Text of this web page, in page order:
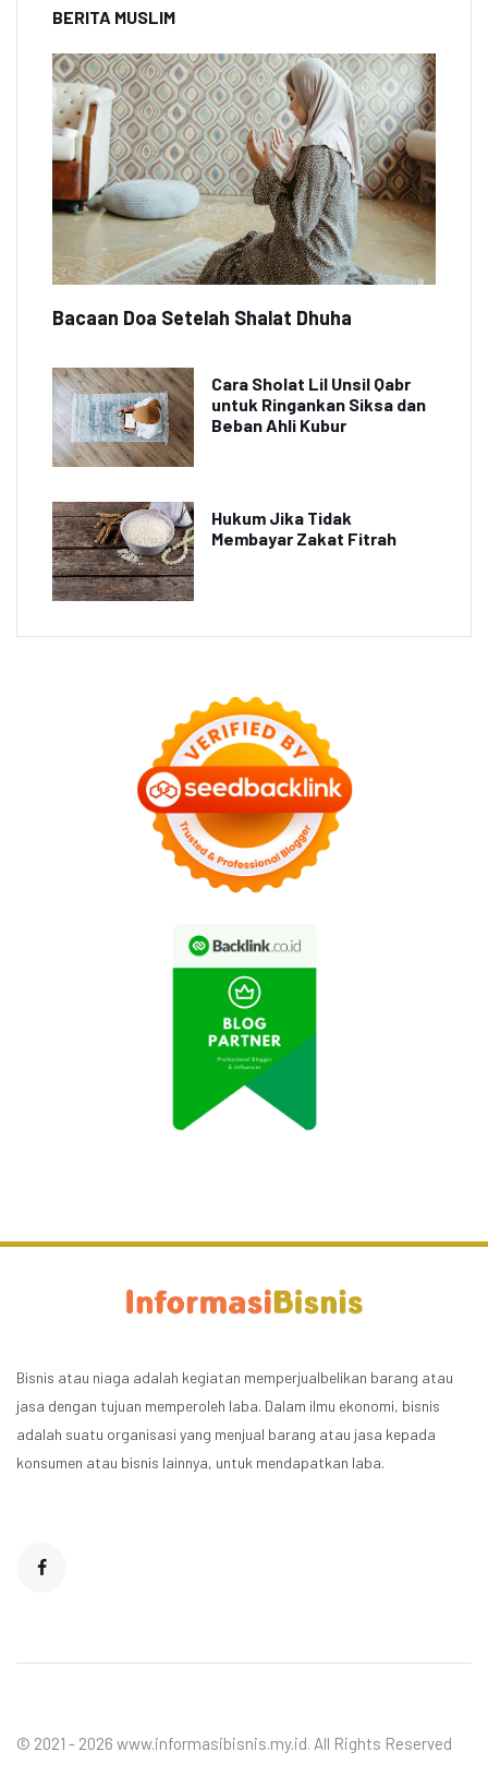
BERITA MUSLIM
Bacaan Doa Setelah Shalat Dhuha
Cara Sholat Lil Unsil Qabr
untuk Ringankan Siksa dan
Beban Ahli Kubur
Hukum Jika Tidak
Membayar Zakat Fitrah
Bisnis atau niaga adalah kegiatan memperjualbelikan barang atau
jasa dengan tujuan memperoleh laba. Dalam ilmu ekonomi, bisnis
adalah suatu organisasi yang menjual barang atau jasa kepada
konsumen atau bisnis lainnya, untuk mendapatkan laba.
© 2021 - 2026 www.informasibisnis.my.id. All Rights Reserved